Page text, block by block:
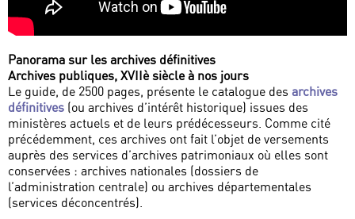
Panorama sur les archives définitives
Archives publiques, XVIIè siècle à nos jours
Le guide, de 2500 pages, présente le catalogue des archives
définitives (ou archives d’intérêt historique) issues des
ministères actuels et de leurs prédécesseurs. Comme cité
précédemment, ces archives ont fait l’objet de versements
auprès des services d’archives patrimoniaux où elles sont
conservées : archives nationales (dossiers de
l’administration centrale) ou archives départementales
(services déconcentrés).